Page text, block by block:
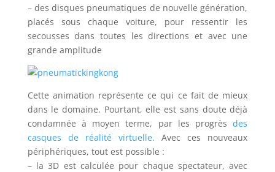
– des disques pneumatiques de nouvelle génération,
placés sous chaque voiture, pour ressentir les
secousses dans toutes les directions et avec une
grande amplitude
Cette animation représente ce qui ce fait de mieux
dans le domaine. Pourtant, elle est sans doute déjà
condamnée à moyen terme, par les progrèsdes
casques de réalité virtuelle. Avec ces nouveaux
périphériques, tout est possible :
– la 3D est calculée pour chaque spectateur, avec